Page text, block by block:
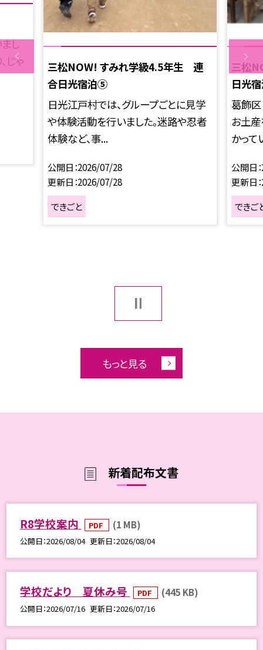
し
じゃ
三松NOW! すみれ学級4.5年生 連
合日光宿泊⑤
日光江戸村では、グループごとに見学
や体験活動を行いました。迷路や忍者
体験など、事...
公開日 2026/07/28
更新日 2026/07/28
できごと
三松
日光
葛飾
お土
かって
公開日
更新日
できご
もっと見る
新着配布文書
R8学校案内 PDF (1 MB)
公開日 2026/08/04 更新日 2026/08/04
学校だより 夏休み号 PDF (445 KB)
公開日 2026/07/16 更新日 2026/07/16